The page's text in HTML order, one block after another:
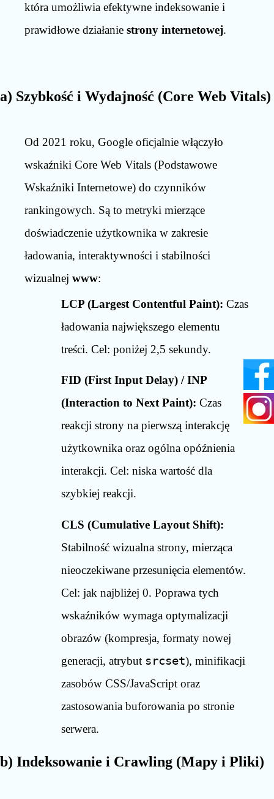
która umożliwia efektywne indeksowanie i
prawidłowe działanie strony internetowej.
a) Szybkość i Wydajność (Core Web Vitals)
Od 2021 roku, Google oficjalnie włączyło
wskaźniki Core Web Vitals (Podstawowe
Wskaźniki Internetowe) do czynników
rankingowych. Są to metryki mierzące
doświadczenie użytkownika w zakresie
ładowania, interaktywności i stabilności
wizualnej www:
LCP (Largest Contentful Paint): Czas
ładowania największego elementu
treści. Cel: poniżej 2,5 sekundy.
FID (First Input Delay) / INP
(Interaction to Next Paint): Czas
reakcji strony na pierwszą interakcję
użytkownika oraz ogólna opóźnienia
interakcji. Cel: niska wartość dla
szybkiej reakcji.
CLS (Cumulative Layout Shift):
Stabilność wizualna strony, mierząca
nieoczekiwane przesunięcia elementów.
Cel: jak najbliżej 0. Poprawa tych
wskaźników wymaga optymalizacji
obrazów (kompresja, formaty nowej
generacji, atrybut srcset), minifikacji
zasobów CSS/JavaScript oraz
zastosowania buforowania po stronie
serwera.
b) Indeksowanie i Crawling (Mapy i Pliki)